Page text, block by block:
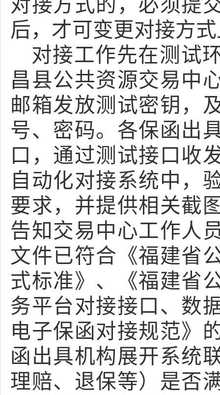
对接方式的，必须提
后，才可变更对接方
对接工作先在测试
昌县公共资源交易中
邮箱发放测试密钥，
号、密码。各保函出
口，通过测试接口收
自动化对接系统中，
要求，并提供相关截
告知交易中心工作人
文件已符合《福建省
式标准》、《福建省
务平台对接接口、数
电子保函对接规范》
函出具机构展开系统
理赔、退保等）是否